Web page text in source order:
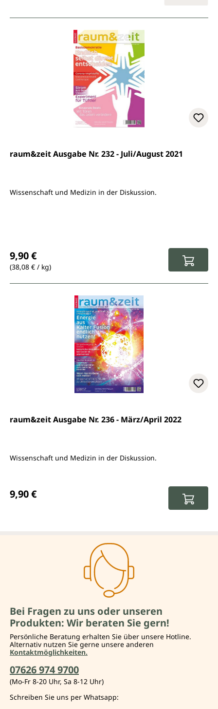
raum&zeit Ausgabe Nr. 232 - Juli/August 2021
Wissenschaft und Medizin in der Diskussion.
9,90 €
(38,08 € / kg)
raum&zeit Ausgabe Nr. 236 - März/April 2022
Wissenschaft und Medizin in der Diskussion.
9,90 €
Bei Fragen zu uns oder unseren
Produkten: Wir beraten Sie gern!
Persönliche Beratung erhalten Sie über unsere Hotline.
Alternativ nutzen Sie gerne unsere anderen
Kontaktmöglichkeiten.
07626 974 9700
(Mo-Fr 8-20 Uhr, Sa 8-12 Uhr)
Schreiben Sie uns per Whatsapp: